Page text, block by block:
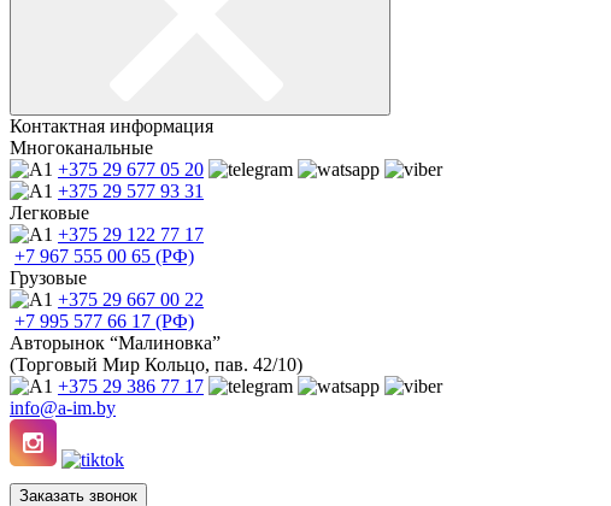
Контактная информация
Многоканальные
+375 29 677 05 20
+375 29 577 93 31
Легковые
+375 29 122 77 17
+7 967 555 00 65 (РФ)
Грузовые
+375 29 667 00 22
+7 995 577 66 17 (РФ)
Авторынок “Малиновка”
(Торговый Мир Кольцо, пав. 42/10)
+375 29 386 77 17
info@a-im.by
Заказать звонок